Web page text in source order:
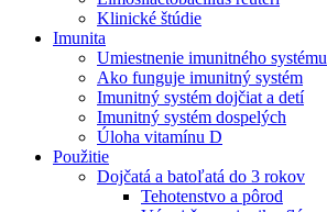
Klinické štúdie
Imunita
Umiestnenie imunitného systému
Ako funguje imunitný systém
Imunitný systém dojčiat a detí
Imunitný systém dospelých
Úloha vitamínu D
Použitie
Dojčatá a batoľatá do 3 rokov
Tehotenstvo a pôrod